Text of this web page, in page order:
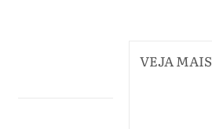
VEJA MAIS